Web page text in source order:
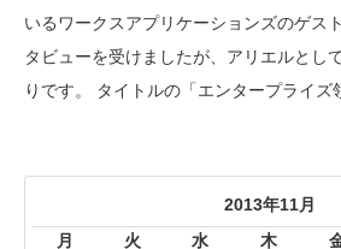
いるワークスアプリケーションズのゲス
タビューを受けましたが、アリエルとし
りです。 タイトルの「エンタープライズ
2013年11月
月
火 水 木